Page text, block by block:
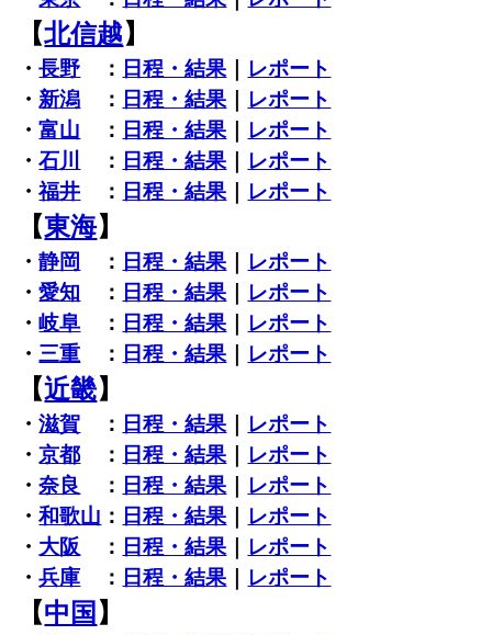
【北信越】
・長野 ： 日程・結果｜ レポート
・新潟 ： 日程・結果｜ レポート
・富山 ： 日程・結果｜ レポート
・石川 ： 日程・結果｜ レポート
・福井 ： 日程・結果｜ レポート
【東海】
・静岡 ： 日程・結果｜ レポート
・愛知 ： 日程・結果｜ レポート
・岐阜 ： 日程・結果｜ レポート
・三重 ： 日程・結果｜ レポート
【近畿】
・滋賀 ： 日程・結果｜ レポート
・京都 ： 日程・結果｜ レポート
・奈良 ： 日程・結果｜ レポート
・和歌山 ： 日程・結果｜ レポート
・ 大阪 ： 日程・結果｜ レポート
・兵庫 ： 日程・結果｜ レポート
【中国 】